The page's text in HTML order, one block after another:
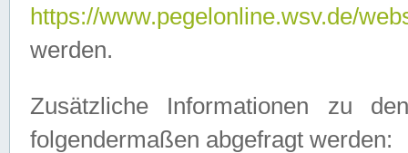
https://www.pegelonline.wsv.de/
werden.
Zusätzliche Informationen zu
folgendermaßen abgefragt werden: